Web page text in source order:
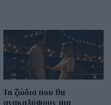
Τα ζώδια που θα
ανακαλύψουν μια